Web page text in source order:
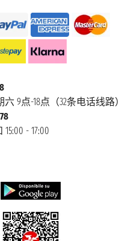
9点-18点（32条电话线路）
- 17:00